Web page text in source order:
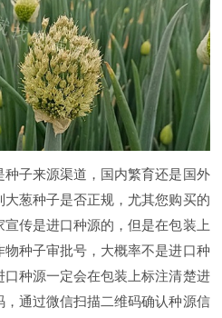
子来源渠道，国内繁育还是国外
葱种子是否正规，尤其您购买的
传是进口种源的，但是在包装上
种子审批号，大概率不是进口种
种源一定会在包装上标注清楚进
通过微信扫描二维码确认种源信